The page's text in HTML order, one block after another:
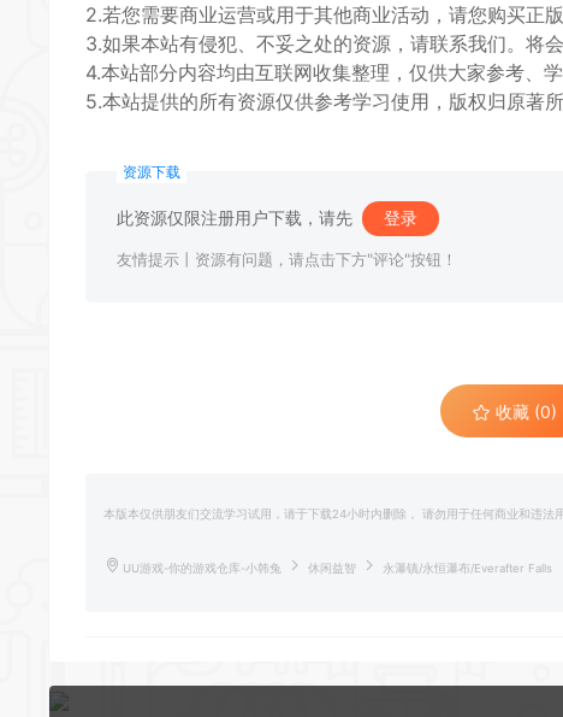
2.若您需要商业运营或用于其他商业活动，请您购买正版
3.如果本站有侵犯、不妥之处的资源，请联系我们。将
4.本站部分内容均由互联网收集整理，仅供大家参考、
5.本站提供的所有资源仅供参考学习使用，版权归原著
资源下载
此资源仅限注册用户下载，请先 登录
友情提示丨资源有问题，请点击下方"评论"按钮！
收藏 (0)
本版本仅供朋友们交流学习试用，请于下载24小时内删除， 请勿用于任何商业和违法
UU游戏-你的游戏仓库-小韩兔 休闲益智 永瀑镇/永恒瀑布/Everafter Falls